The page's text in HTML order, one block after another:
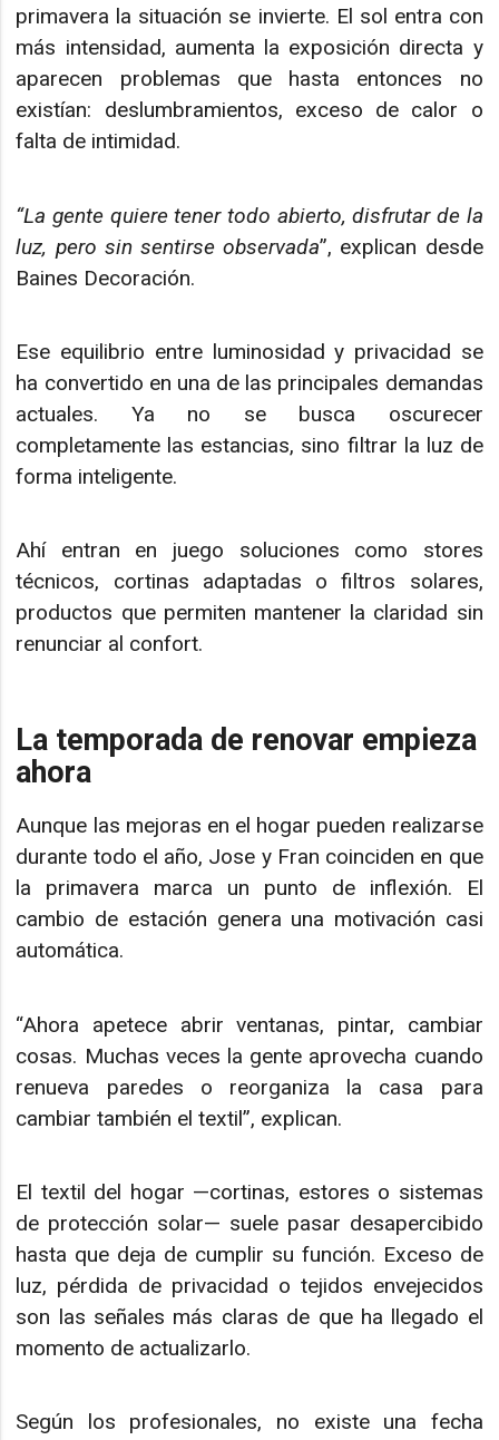
primavera la situación se invierte. El sol entra con
más intensidad, aumenta la exposición directa y
aparecen problemas que hasta entonces no
existían: deslumbramientos, exceso de calor o
falta de intimidad.
“La gente quiere tener todo abierto, disfrutar de la
luz, pero sin sentirse observada”, explican desde
Baines Decoración.
Ese equilibrio entre luminosidad y privacidad se
ha convertido en una de las principales demandas
actuales. Ya no se busca oscurecer
completamente las estancias, sino filtrar la luz de
forma inteligente.
Ahí entran en juego soluciones como stores
técnicos, cortinas adaptadas o filtros solares,
productos que permiten mantener la claridad sin
renunciar al confort.
La temporada de renovar empieza
ahora
Aunque las mejoras en el hogar pueden realizarse
durante todo el año, Jose y Fran coinciden en que
la primavera marca un punto de inflexión. El
cambio de estación genera una motivación casi
automática.
“Ahora apetece abrir ventanas, pintar, cambiar
cosas. Muchas veces la gente aprovecha cuando
renueva paredes o reorganiza la casa para
cambiar también el textil”, explican.
El textil del hogar —cortinas, estores o sistemas
de protección solar— suele pasar desapercibido
hasta que deja de cumplir su función. Exceso de
luz, pérdida de privacidad o tejidos envejecidos
son las señales más claras de que ha llegado el
momento de actualizarlo.
Según los profesionales, no existe una fecha